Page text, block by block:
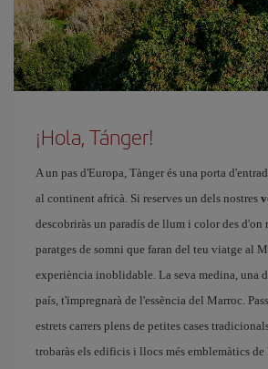
¡Hola, Tánger!
A un pas d'Europa, Tànger és una porta
al continent africà. Si reserves un dels nostres
descobriràs un paradís de llum i color des d'on
paratges de somni que faran del teu viatge al
experiència inoblidable. La seva medina, una
país, t'impregnarà de l'essència del Marroc.
estrets carrers plens de petites cases
trobaràs els edificis i llocs més emblemàtics